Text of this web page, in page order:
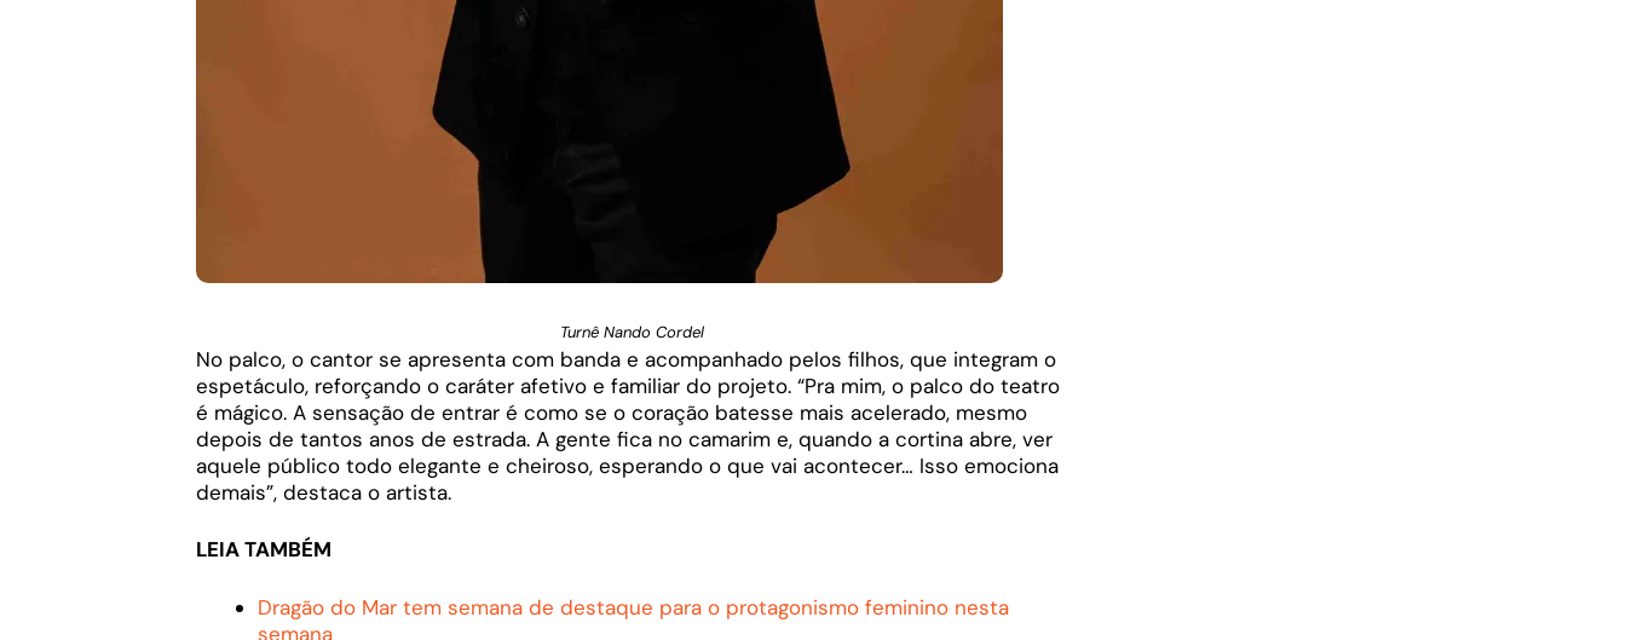
Turnê Nando Cordel
No palco, o cantor se apresenta com banda e acompanhado pelos filhos, que integram o
espetáculo, reforçando o caráter afetivo e familiar do projeto. “Pra mim, o palco do teatro
é mágico. A sensação de entrar é como se o coração batesse mais acelerado, mesmo
depois de tantos anos de estrada. A gente fica no camarim e, quando a cortina abre, ver
aquele público todo elegante e cheiroso, esperando o que vai acontecer… Isso emociona
demais”, destaca o artista.
LEIA TAMBÉM
Dragão do Mar tem semana de destaque para o protagonismo feminino nesta
semana